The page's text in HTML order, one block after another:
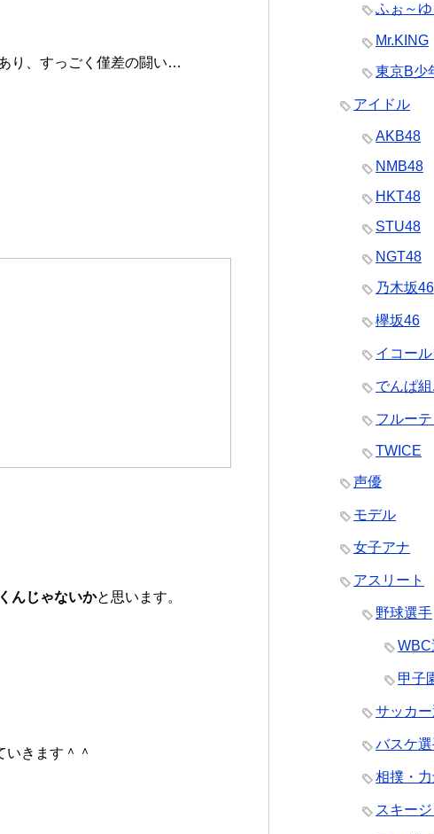
り、すっごく僅差の闘い…
んじゃないかと思います。
きます＾＾
ふぉ～ゆ
Mr.KING
東京B少
アイドル
AKB48
NMB48
HKT48
STU48
NGT48
乃木坂46
欅坂46
イコー
でんぱ
フルー
TWICE
声優
モデル
女子アナ
アスリート
野球選手
WBC
甲子
サッカ
バスケ
相撲・
スキー